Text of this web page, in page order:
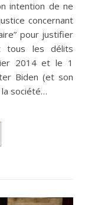
intention de ne
concernant
pour justifier
tous les délits
2014 et le 1
Biden (et son
société…